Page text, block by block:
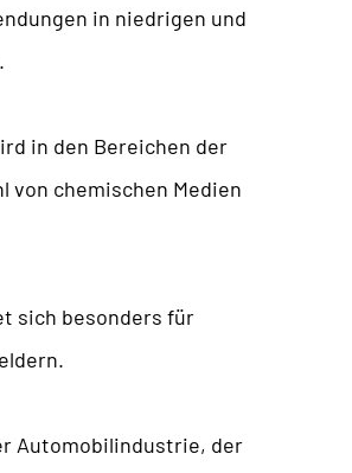
in niedrigen und
in den Bereichen der
von chemischen Medien
sich besonders für
Automobilindustrie, der